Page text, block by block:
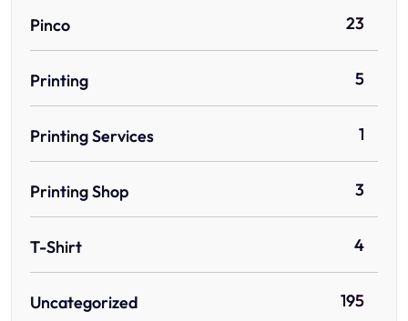
Pinco 23
Printing 5
Printing Services 1
Printing Shop 3
T-Shirt 4
Uncategorized 195